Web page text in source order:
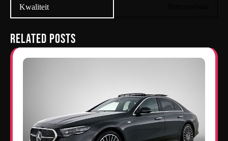
Kwaliteit
Related Posts